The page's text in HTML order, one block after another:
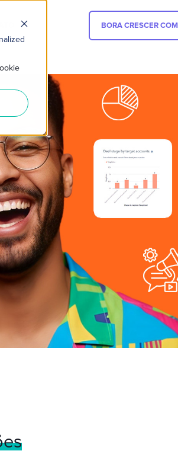
BORA CRESCER